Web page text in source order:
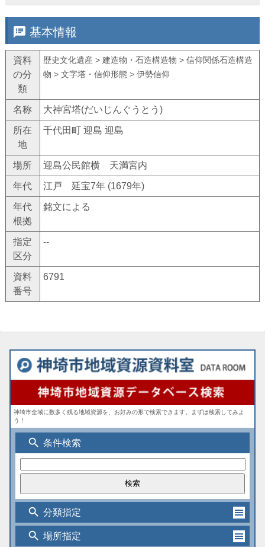
speaker_notes 基本情報
資料
の分
類
歴史文化遺産 > 建造物・石造構造物 > 信仰関係石造構造
物 > 文字塔・信仰形態 > 伊勢信仰
名称 大神宮塔(だいじんぐうとう)
所在
地
千代田町 迎島 迎島
場所 迎島公民館横 天満宮内
年代 江戸 延宝7年 (1679年)
年代
根拠
銘文による
指定
区分
--
資料
番号
6791
神埼市全域に数多く残る地域資源を、お好みの形で検索できます。まずは検索してみよ
う！
search 条件検索
search 分類指定
search 場所指定